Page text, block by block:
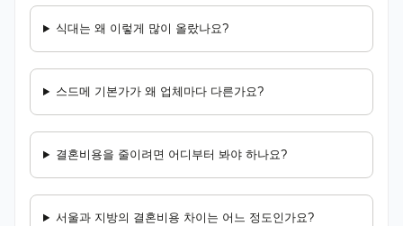
식대는 왜 이렇게 많이 올랐나요?
스드메 기본가가 왜 업체마다 다른가요?
결혼비용을 줄이려면 어디부터 봐야 하나요?
서울과 지방의 결혼비용 차이는 어느 정도인가요?